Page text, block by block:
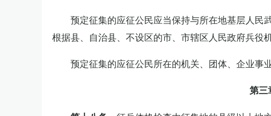
预定征集的应征公民应当保持与所在地基层人民
根据县、自治县、不设区的市、市辖区人民政府兵役
预定征集的应征公民所在的机关、团体、企业事
第